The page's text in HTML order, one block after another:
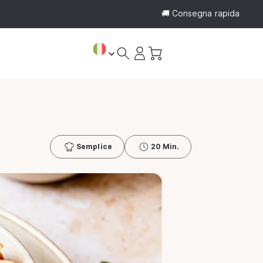
🚚 Consegna rapida
AccediCarrello
Semplice 20 Min.